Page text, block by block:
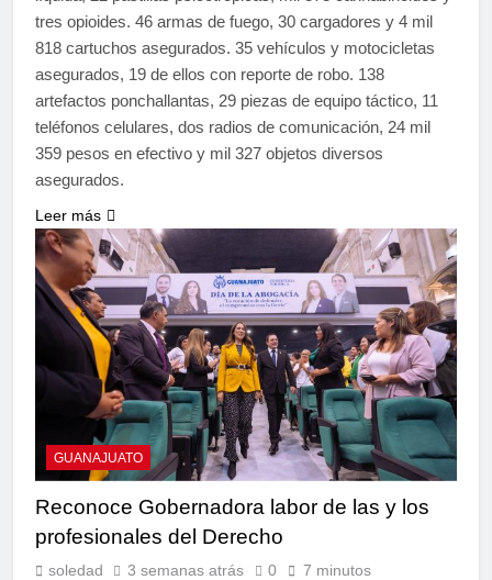
tres opioides. 46 armas de fuego, 30 cargadores y 4 mil
818 cartuchos asegurados. 35 vehículos y motocicletas
asegurados, 19 de ellos con reporte de robo. 138
artefactos ponchallantas, 29 piezas de equipo táctico, 11
teléfonos celulares, dos radios de comunicación, 24 mil
359 pesos en efectivo y mil 327 objetos diversos
asegurados.
Leer más
GUANAJUATO
Reconoce Gobernadora labor de las y los
profesionales del Derecho
soledad 3 semanas atrás 0 7 minutos